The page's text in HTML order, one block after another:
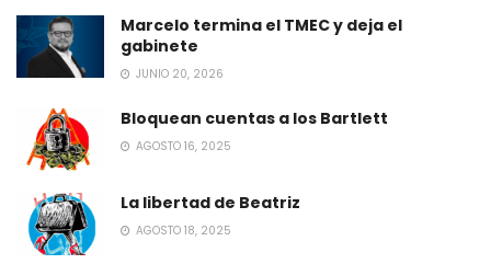
Marcelo termina el TMEC y deja el
gabinete
JUNIO 20, 2026
Bloquean cuentas a los Bartlett
AGOSTO 16, 2025
La libertad de Beatriz
AGOSTO 18, 2025